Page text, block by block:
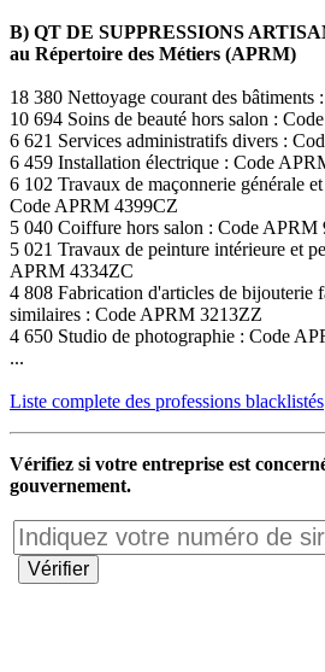
B) QT DE SUPPRESSIONS
au Répertoire des Métiers (APRM)
18 380 Nettoyage courant des
10 694 Soins de beauté hors salon :
6 621 Services administratifs divers :
6 459 Installation électrique : Code
6 102 Travaux de maçonnerie générale
Code APRM 4399CZ
5 040 Coiffure hors salon : Code APRM
5 021 Travaux de peinture intérieure et
APRM 4334ZC
4 808 Fabrication d'articles de bijouterie
similaires : Code APRM 3213ZZ
4 650 Studio de photographie : Code
...
Liste complete des professions blacklistés
Vérifiez si votre entreprise est
gouvernement.